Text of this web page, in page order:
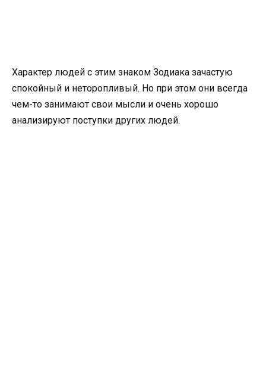
Характер людей с этим знаком Зодиака зачастую
спокойный и неторопливый. Но при этом они всегда
чем-то занимают свои мысли и очень хорошо
анализируют поступки других людей.